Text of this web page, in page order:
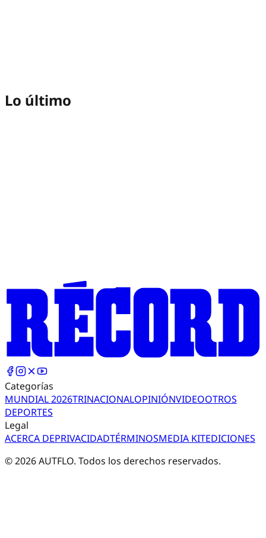
Lo último
Categorías
MUNDIAL 2026TRINACIONALOPINIÓNVIDEOOTROS
DEPORTES
Legal
ACERCA DEPRIVACIDADTÉRMINOSMEDIA KITEDICIONES
©2026AUTFLO. Todos los derechos reservados.